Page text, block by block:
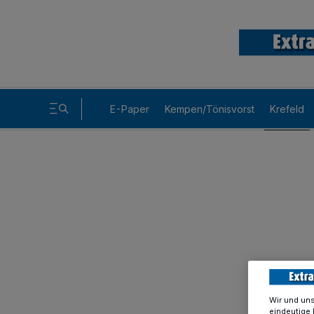
E-Paper Kempen/Tönisvorst Krefeld
Wir und
eindeutige